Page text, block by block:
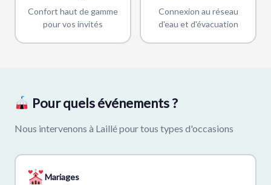
Confort haut de gamme
pour vos invités
Connexion au réseau
d'eau et d'évacuation
Pour quels événements ?
Nous intervenons à Laillé pour tous types d'occasions
Mariages